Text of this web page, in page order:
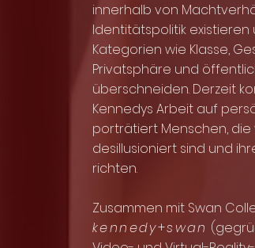
innerhalb von
Identitätspolitik existieren
Kategorien wie Klasse,
Privatsphäre und
überschneiden. Derzeit
Kennedys Arbeit auf
porträtiert Menschen,
desillusioniert sind und
richten.
Zusammen mit Swan
kennedy+swan